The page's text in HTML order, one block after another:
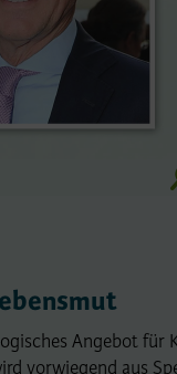
Angebot für
vorwiegend aus